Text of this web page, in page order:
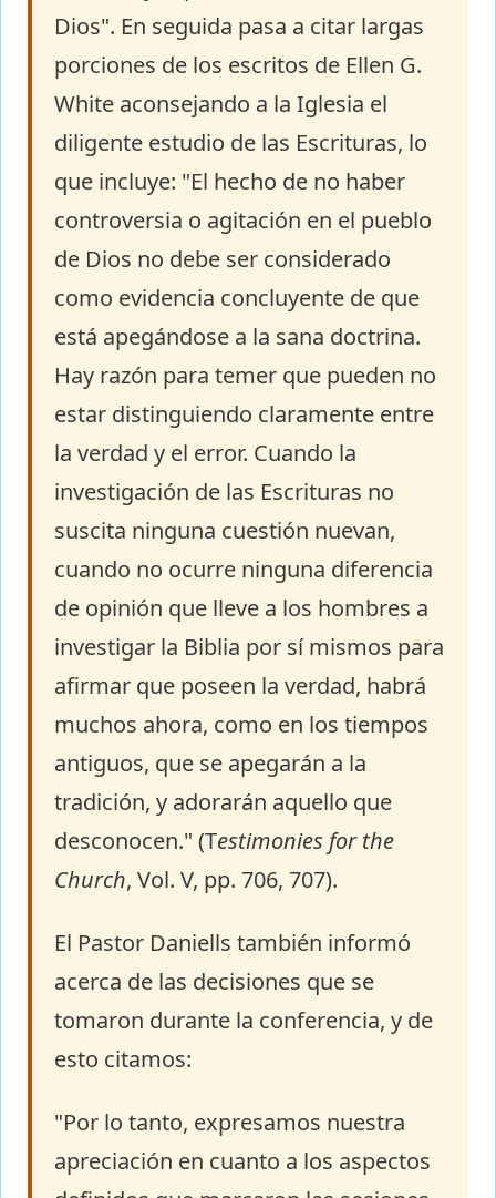
Dios". En seguida pasa a citar largas
porciones de los escritos de Ellen G.
White aconsejando a la Iglesia el
diligente estudio de las Escrituras, lo
que incluye: "El hecho de no haber
controversia o agitación en el pueblo
de Dios no debe ser considerado
como evidencia concluyente de que
está apegándose a la sana doctrina.
Hay razón para temer que pueden no
estar distinguiendo claramente entre
la verdad y el error. Cuando la
investigación de las Escrituras no
suscita ninguna cuestión nuevan,
cuando no ocurre ninguna diferencia
de opinión que lleve a los hombres a
investigar la Biblia por sí mismos para
afirmar que poseen la verdad, habrá
muchos ahora, como en los tiempos
antiguos, que se apegarán a la
tradición, y adorarán aquello que
desconocen." (Testimonies for the
Church, Vol. V, pp. 706, 707).
El Pastor Daniells también informó
acerca de las decisiones que se
tomaron durante la conferencia, y de
esto citamos:
"Por lo tanto, expresamos nuestra
apreciación en cuanto a los aspectos